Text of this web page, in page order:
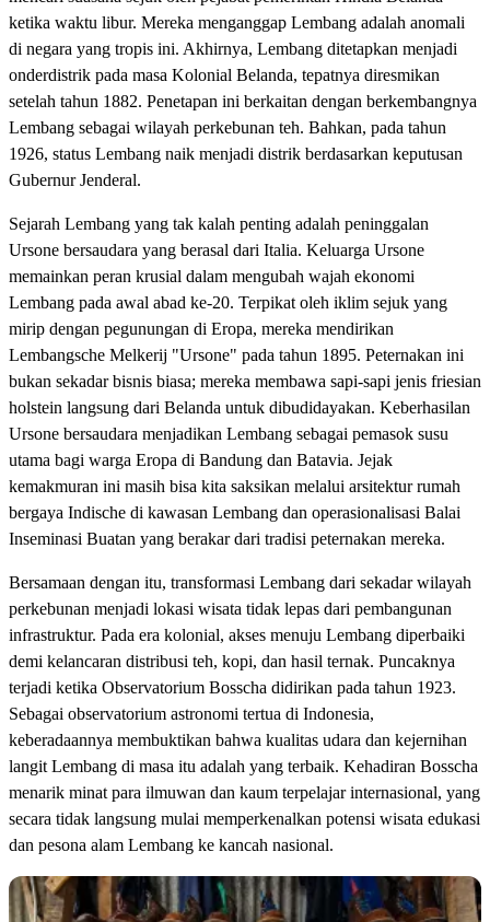
ketika waktu libur. Mereka menganggap Lembang adalah anomali
di negara yang tropis ini. Akhirnya, Lembang ditetapkan menjadi
onderdistrik pada masa Kolonial Belanda, tepatnya diresmikan
setelah tahun 1882. Penetapan ini berkaitan dengan berkembangnya
Lembang sebagai wilayah perkebunan teh. Bahkan, pada tahun
1926, status Lembang naik menjadi distrik berdasarkan keputusan
Gubernur Jenderal.
Sejarah Lembang yang tak kalah penting adalah peninggalan
Ursone bersaudara yang berasal dari Italia. Keluarga Ursone
memainkan peran krusial dalam mengubah wajah ekonomi
Lembang pada awal abad ke-20. Terpikat oleh iklim sejuk yang
mirip dengan pegunungan di Eropa, mereka mendirikan
Lembangsche Melkerij "Ursone" pada tahun 1895. Peternakan ini
bukan sekadar bisnis biasa; mereka membawa sapi-sapi jenis friesian
holstein langsung dari Belanda untuk dibudidayakan. Keberhasilan
Ursone bersaudara menjadikan Lembang sebagai pemasok susu
utama bagi warga Eropa di Bandung dan Batavia. Jejak
kemakmuran ini masih bisa kita saksikan melalui arsitektur rumah
bergaya Indische di kawasan Lembang dan operasionalisasi Balai
Inseminasi Buatan yang berakar dari tradisi peternakan mereka.
Bersamaan dengan itu, transformasi Lembang dari sekadar wilayah
perkebunan menjadi lokasi wisata tidak lepas dari pembangunan
infrastruktur. Pada era kolonial, akses menuju Lembang diperbaiki
demi kelancaran distribusi teh, kopi, dan hasil ternak. Puncaknya
terjadi ketika Observatorium Bosscha didirikan pada tahun 1923.
Sebagai observatorium astronomi tertua di Indonesia,
keberadaannya membuktikan bahwa kualitas udara dan kejernihan
langit Lembang di masa itu adalah yang terbaik. Kehadiran Bosscha
menarik minat para ilmuwan dan kaum terpelajar internasional, yang
secara tidak langsung mulai memperkenalkan potensi wisata edukasi
dan pesona alam Lembang ke kancah nasional.